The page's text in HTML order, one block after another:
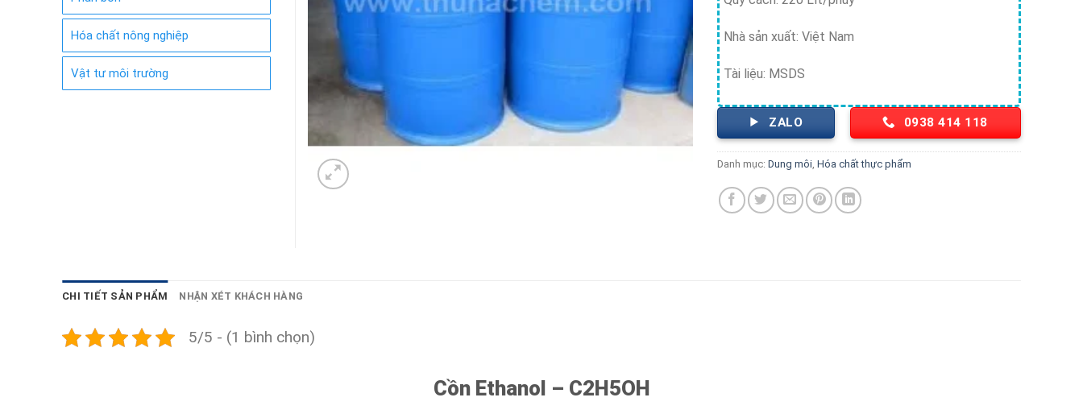
Nhà sản xuất: Việt Nam
Tài liệu: MSDS
ZALO 0938 414 118
Danh mục:Dung môi,Hóa chất thực phẩm
Hóa chất nông nghiệp
Vật tư môi trường
CHI TIẾT SẢN PHẨM NHẬN XÉT KHÁCH HÀNG
5/5 - (1 bình chọn)
Cồn Ethanol – C2H5OH